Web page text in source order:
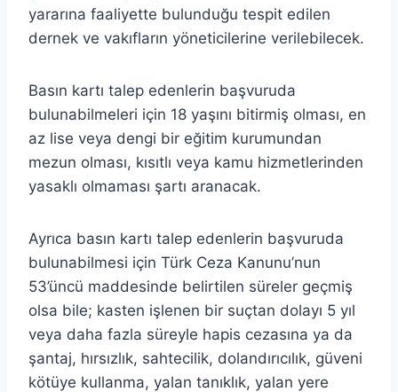
yararına faaliyette bulunduğu tespit edilen
dernek ve vakıfların yöneticilerine verilebilecek.
Basın kartı talep edenlerin başvuruda
bulunabilmeleri için 18 yaşını bitirmiş olması, en
az lise veya dengi bir eğitim kurumundan
mezun olması, kısıtlı veya kamu hizmetlerinden
yasaklı olmaması şartı aranacak.
Ayrıca basın kartı talep edenlerin başvuruda
bulunabilmesi için Türk Ceza Kanunu’nun
53’üncü maddesinde belirtilen süreler geçmiş
olsa bile; kasten işlenen bir suçtan dolayı 5 yıl
veya daha fazla süreyle hapis cezasına ya da
şantaj, hırsızlık, sahtecilik, dolandırıcılık, güveni
kötüye kullanma, yalan tanıklık, yalan yere